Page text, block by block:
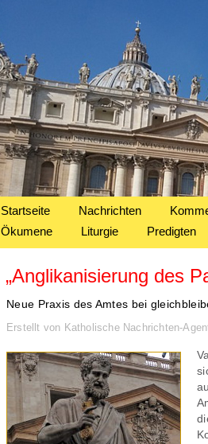
Startseite Nachrichten
Ökumene
Liturgie Predigten
„Anglikanisierung des
Neue Praxis des Amtes bei
Erstellt von Katholische Nachrichten-